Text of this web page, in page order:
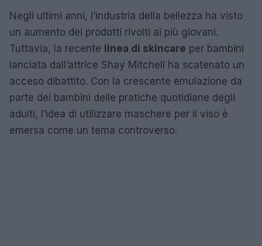
Negli ultimi anni, l’industria della bellezza ha visto
un aumento dei prodotti rivolti ai più giovani.
Tuttavia, la recente linea di skincare per bambini
lanciata dall’attrice Shay Mitchell ha scatenato un
acceso dibattito. Con la crescente emulazione da
parte dei bambini delle pratiche quotidiane degli
adulti, l’idea di utilizzare maschere per il viso è
emersa come un tema controverso.